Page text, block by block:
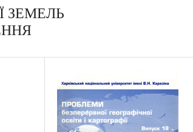
ЗЕМЕЛЬ